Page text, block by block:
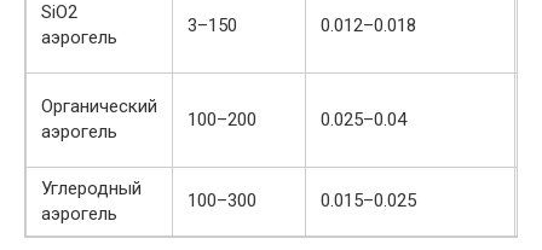
SiO2
аэрогель
3–150 0.012–0.018
Органический
аэрогель
100–200 0.025–0.04
Углеродный
аэрогель
100–300 0.015–0.025